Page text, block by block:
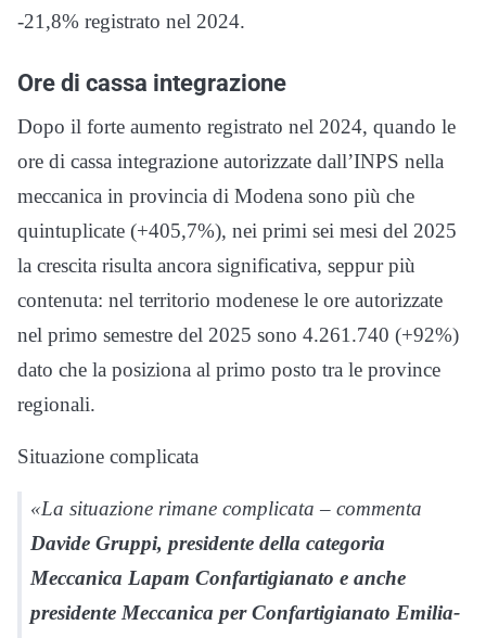
-21,8% registrato nel 2024.
Ore di cassa integrazione
Dopo il forte aumento registrato nel 2024, quando le
ore di cassa integrazione autorizzate dall’INPS nella
meccanica in provincia di Modena sono più che
quintuplicate (+405,7%), nei primi sei mesi del 2025
la crescita risulta ancora significativa, seppur più
contenuta: nel territorio modenese le ore autorizzate
nel primo semestre del 2025 sono 4.261.740 (+92%)
dato che la posiziona al primo posto tra le province
regionali.
Situazione complicata
«La situazione rimane complicata – commenta
Davide Gruppi, presidente della categoria
Meccanica Lapam Confartigianato e anche
presidente Meccanica per Confartigianato Emilia-